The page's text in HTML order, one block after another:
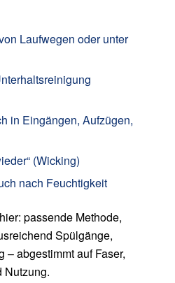
Laufwegen oder unter
in Eingängen, Aufzügen,
(Wicking)
nach Feuchtigkeit
passende Methode,
Spülgänge,
– abgestimmt auf Faser,
Nutzung.